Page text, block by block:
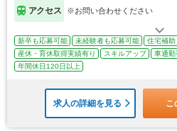
アクセス ※お問い合わせください
新卒も応募可能 未経験者も応募可能
住宅補助
産休・育休取得実績有り
スキルアップ 車通勤
年間休日120日以上
求人の詳細を見る こ